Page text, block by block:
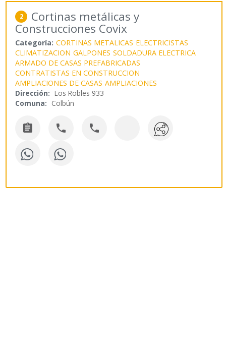
2 Cortinas metálicas y
Construcciones Covix
Categoría: CORTINAS METALICAS ELECTRICISTAS
CLIMATIZACION GALPONES SOLDADURA ELECTRICA
ARMADO DE CASAS PREFABRICADAS
CONTRATISTAS EN CONSTRUCCION
AMPLIACIONES DE CASAS AMPLIACIONES
Dirección: Los Robles 933
Comuna: Colbún
  